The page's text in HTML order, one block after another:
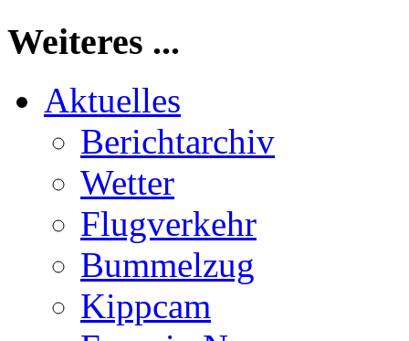
Weiteres ...
Aktuelles
Berichtarchiv
Wetter
Flugverkehr
Bummelzug
Kippcam